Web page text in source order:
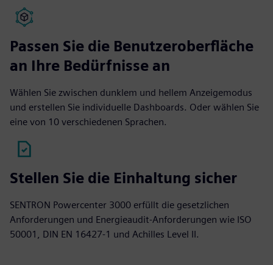
Passen Sie die Benutzeroberfläche
an Ihre Bedürfnisse an
Wählen Sie zwischen dunklem und hellem Anzeigemodus
und erstellen Sie individuelle Dashboards. Oder wählen Sie
eine von 10 verschiedenen Sprachen.
Stellen Sie die Einhaltung sicher
SENTRON Powercenter 3000 erfüllt die gesetzlichen
Anforderungen und Energieaudit-Anforderungen wie ISO
50001, DIN EN 16427-1 und Achilles Level II.